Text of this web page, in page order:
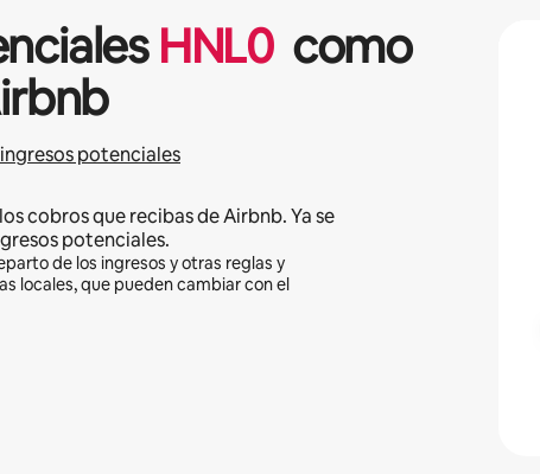
HNL0 como
potenciales
cobros que recibas de Airbnb. Ya se
potenciales.
de los ingresos y otras reglas y
locales, que pueden cambiar con el